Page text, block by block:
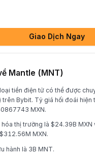
Giao Dịch Ngay
Mantle (MNT)
tiền điện tử có thể được
Bybit. Tỷ giá hối đoái hiện
MXN.
thị trường là $24.39B MXN
MXN.
hành là 3B MNT.